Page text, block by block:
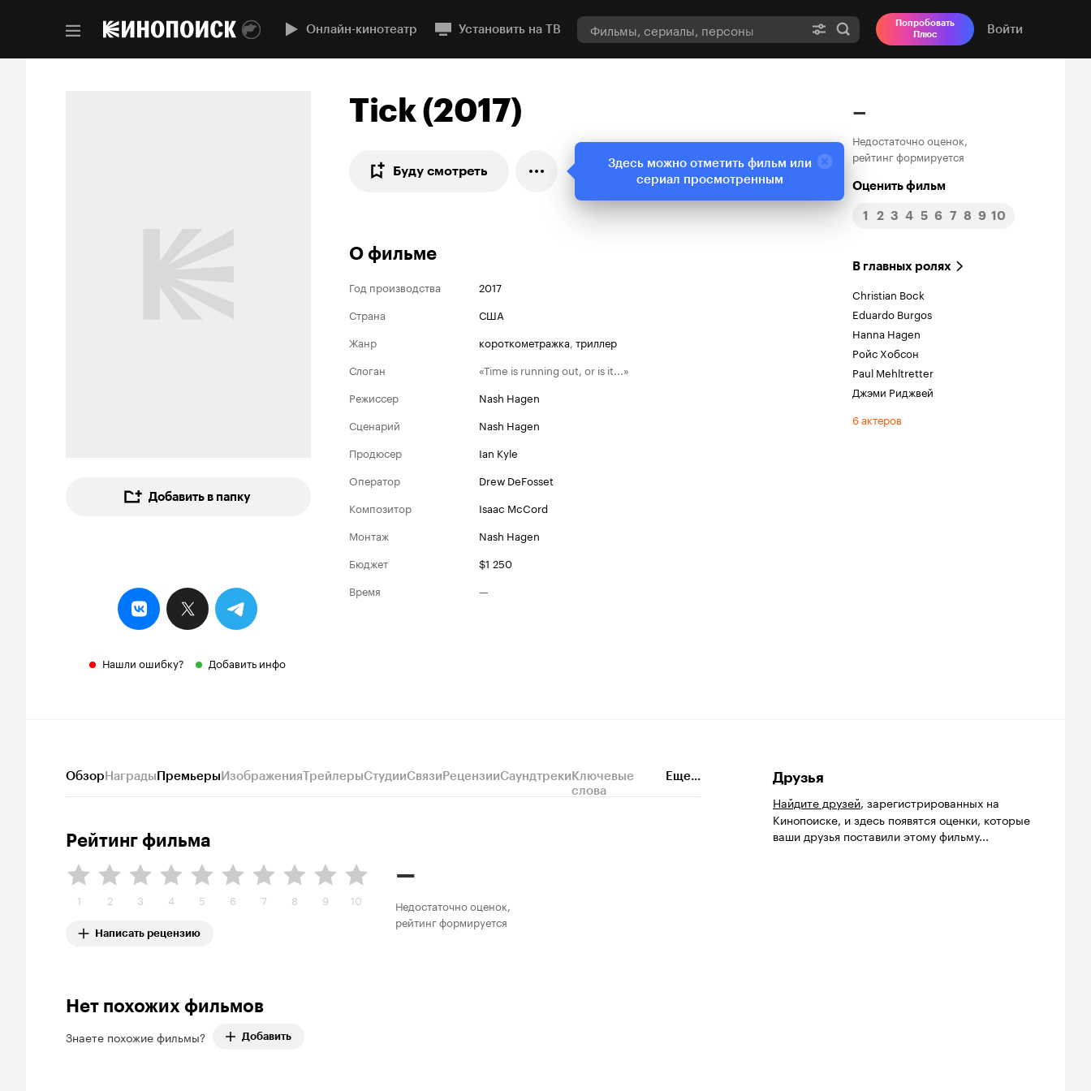
Онлайн-кинотеатр Установить на ТВ
Попробовать
Плюс
Войти
Добавить в папку
Нашли ошибку? Добавить инфо
Tick (2017)
Буду смотреть
–
Недостаточно оценок,
рейтинг формируется
Оценить фильм
1 2 3 4 5 6 7 8 9 10
О фильме
Год производства
2017
Страна
США
Жанр
короткометражка, триллер
Слоган
«Time is running out, or is it...»
Режиссер
Nash Hagen
Сценарий
Nash Hagen
Продюсер
Ian Kyle
Оператор
Drew DeFosset
Композитор
Isaac McCord
Монтаж
Nash Hagen
Бюджет
$1 250
Время
—
В главных ролях
Christian Bock
Eduardo Burgos
Hanna Hagen
Ройс Хобсон
Paul Mehltretter
Джэми Риджвей
6 актеров
ОбзорНаградыПремьерыИзображенияТрейлерыСтудииСвязиРецензииСаундтрекиКлючевые
слова
Еще...
Рейтинг фильма
1 2 3 4 5 6 7 8 9 10
Написать рецензию
–
Недостаточно оценок,
рейтинг формируется
Нет похожих фильмов
Знаете похожие фильмы? Добавить
Друзья
Найдите друзей, зарегистрированных на
Кинопоиске, и здесь появятся оценки, которые
ваши друзья поставили этому фильму...
Здесь можно отметить фильм или
сериал просмотренным